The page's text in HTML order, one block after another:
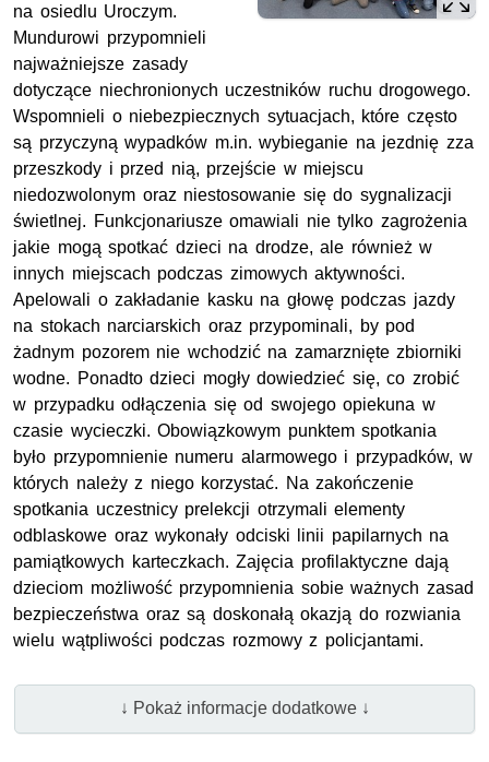
na osiedlu Uroczym.
Mundurowi przypomnieli
najważniejsze zasady
dotyczące niechronionych uczestników ruchu drogowego.
Wspomnieli o niebezpiecznych sytuacjach, które często
są przyczyną wypadków m.in. wybieganie na jezdnię zza
przeszkody i przed nią, przejście w miejscu
niedozwolonym oraz niestosowanie się do sygnalizacji
świetlnej. Funkcjonariusze omawiali nie tylko zagrożenia
jakie mogą spotkać dzieci na drodze, ale również w
innych miejscach podczas zimowych aktywności.
Apelowali o zakładanie kasku na głowę podczas jazdy
na stokach narciarskich oraz przypominali, by pod
żadnym pozorem nie wchodzić na zamarznięte zbiorniki
wodne. Ponadto dzieci mogły dowiedzieć się, co zrobić
w przypadku odłączenia się od swojego opiekuna w
czasie wycieczki. Obowiązkowym punktem spotkania
było przypomnienie numeru alarmowego i przypadków, w
których należy z niego korzystać. Na zakończenie
spotkania uczestnicy prelekcji otrzymali elementy
odblaskowe oraz wykonały odciski linii papilarnych na
pamiątkowych karteczkach. Zajęcia profilaktyczne dają
dzieciom możliwość przypomnienia sobie ważnych zasad
bezpieczeństwa oraz są doskonałą okazją do rozwiania
wielu wątpliwości podczas rozmowy z policjantami.
↓ Pokaż informacje dodatkowe ↓